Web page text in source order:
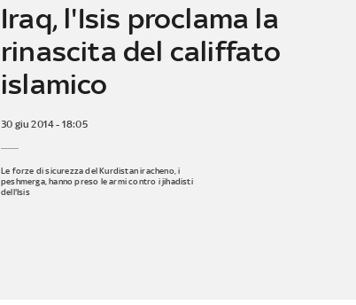
Iraq, l'Isis proclama la
rinascita del califfato
islamico
30 giu 2014 - 18:05
Le forze di sicurezza del Kurdistan iracheno, i
peshmerga, hanno preso le armi contro i jihadisti
dell'Isis